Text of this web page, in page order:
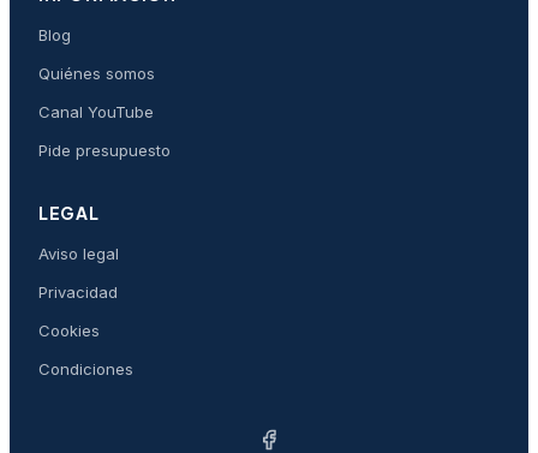
Blog
Quiénes somos
Canal YouTube
Pide presupuesto
LEGAL
Aviso legal
Privacidad
Cookies
Condiciones